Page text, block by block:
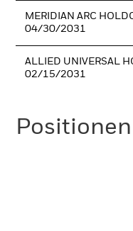
MERIDIAN ARC
04/30/2031
ALLIED UNIVERSAL
02/15/2031